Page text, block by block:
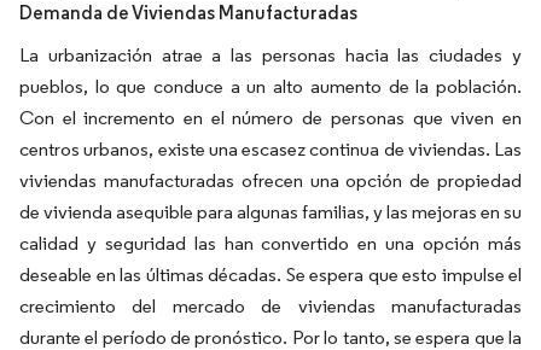
Demanda de Viviendas Manufacturadas
La urbanización atrae a las personas hacia las ciudades y
pueblos, lo que conduce a un alto aumento de la población.
Con el incremento en el número de personas que viven en
centros urbanos, existe una escasez continua de viviendas. Las
viviendas manufacturadas ofrecen una opción de propiedad
de vivienda asequible para algunas familias, y las mejoras en su
calidad y seguridad las han convertido en una opción más
deseable en las últimas décadas. Se espera que esto impulse el
crecimiento del mercado de viviendas manufacturadas
durante el período de pronóstico. Por lo tanto, se espera que la